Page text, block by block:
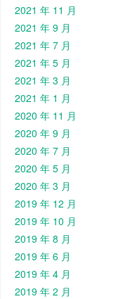
2021 年 11 月
2021 年 9 月
2021 年 7 月
2021 年 5 月
2021 年 3 月
2021 年 1 月
2020 年 11 月
2020 年 9 月
2020 年 7 月
2020 年 5 月
2020 年 3 月
2019 年 12 月
2019 年 10 月
2019 年 8 月
2019 年 6 月
2019 年 4 月
2019 年 2 月